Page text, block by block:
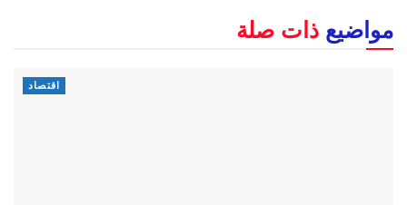
مواضيع ذات صلة
اقتصاد